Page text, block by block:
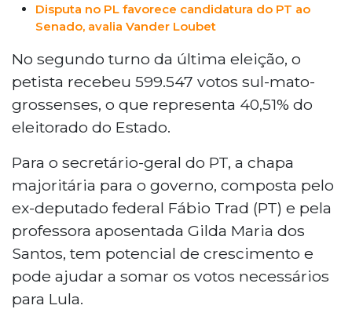
Disputa no PL favorece candidatura do PT ao
Senado, avalia Vander Loubet
No segundo turno da última eleição, o
petista recebeu 599.547 votos sul-mato-
grossenses, o que representa 40,51% do
eleitorado do Estado.
Para o secretário-geral do PT, a chapa
majoritária para o governo, composta pelo
ex-deputado federal Fábio Trad (PT) e pela
professora aposentada Gilda Maria dos
Santos, tem potencial de crescimento e
pode ajudar a somar os votos necessários
para Lula.